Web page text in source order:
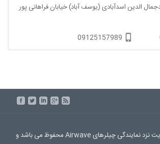
الدین اسدآبادی (یوسف آباد) خیابان فراهانی پور
09125157989
تمامی حقوق این سایت نزد نمایندگی چیلرهای Airwave محفوظ می باشد و